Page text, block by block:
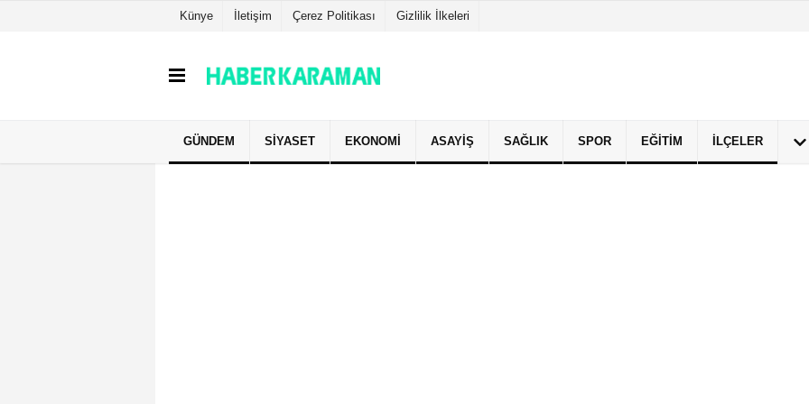
Künye İletişim Çerez Politikası Gizlilik İlkeleri
GÜNDEM SIYASET EKONOMI ASAYIŞ SAĞLIK SPOR EĞITIM İLÇELER